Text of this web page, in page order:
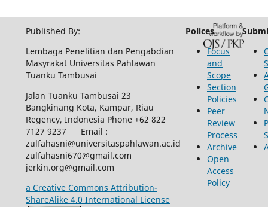
Published By:
Lembaga Penelitian dan Pengabdian
Masyrakat Universitas Pahlawan
Tuanku Tambusai
Jalan Tuanku Tambusai 23
Bangkinang Kota, Kampar, Riau
Regency, Indonesia Phone +62 822
7127 9237 Email :
zulfahasni@universitaspahlawan.ac.id
zulfahasni670@gmail.com
jerkin.org@gmail.com
a Creative Commons Attribution-
ShareAlike 4.0 International License
Polices
Focus
and
Scope
Section
Policies
Peer
Review
Process
Archive
Open
Access
Policy